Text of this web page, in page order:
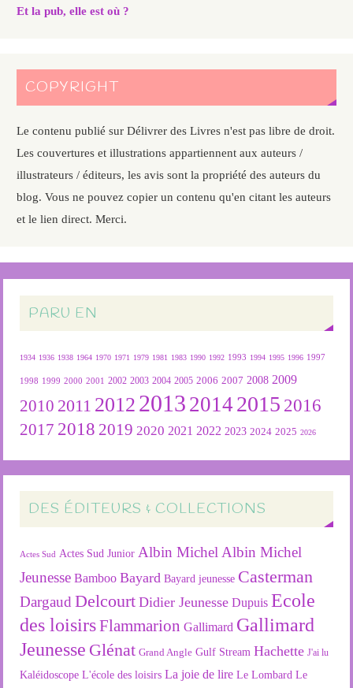
Et la pub, elle est où ?
COPYRIGHT
Le contenu publié sur Délivrer des Livres n'est pas libre de droit.
Les couvertures et illustrations appartiennent aux auteurs /
illustrateurs / éditeurs, les avis sont la propriété des auteurs du
blog. Vous ne pouvez copier un contenu qu'en citant les auteurs
et le lien direct. Merci.
PARU EN
1934 1936 1938 1964 1970 1971 1979 1981 1983 1990 1992 1993 1994 1995 1996 1997
1998 1999 2000 2001 2002 2003 2004 2005 2006 2007 2008 2009
2010 2011 2012 2013 2014 2015 2016
2017 2018 2019 2020 2021 2022 2023 2024 2025 2026
DES ÉDITEURS & COLLECTIONS
Actes Sud Actes Sud Junior Albin Michel Albin Michel
Jeunesse Bamboo Bayard Bayard jeunesse Casterman
Dargaud Delcourt Didier Jeunesse Dupuis Ecole
des loisirsFlammarion Gallimard Gallimard
Jeunesse Glénat Grand Angle Gulf Stream Hachette J'ai lu
Kaléidoscope L'école des loisirs La joie de lire Le Lombard Le